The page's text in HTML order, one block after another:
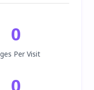
0
Per Visit